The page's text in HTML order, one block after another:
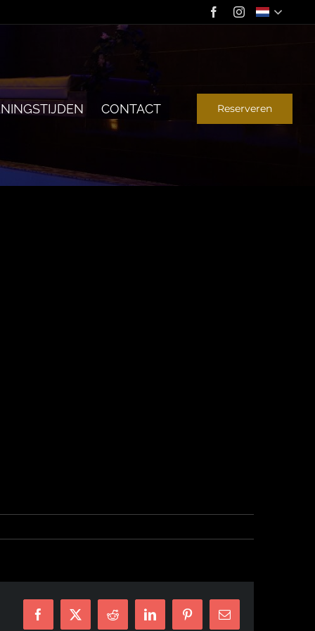
CONTACT Reserveren
Facebook
X Reddit LinkedInPinterest
E-